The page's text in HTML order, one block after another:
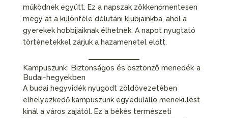
működnek együtt. Ez a napszak zökkenőmentesen
megy át a különféle délutáni klubjainkba, ahol a
gyerekek hobbijaiknak élhetnek. A napot nyugtató
történetekkel zárjuk a hazamenetel előtt.
Kampuszunk: Biztonságos és ösztönző menedék a
Budai-hegyekben
A budai hegyvidék nyugodt zöldövezetében
elhelyezkedő kampuszunk egyedülálló menekülést
kínál a város zajától. Ez a békés természeti